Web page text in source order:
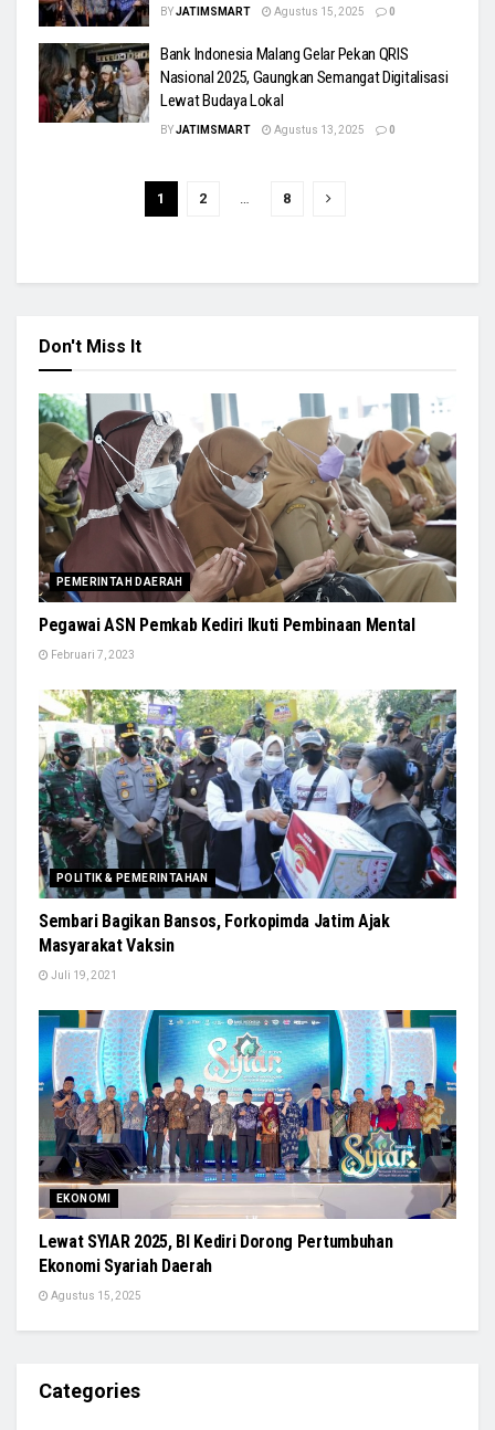
BYJATIMSMART Agustus 15, 2025 0
Bank Indonesia Malang Gelar Pekan QRIS
Nasional 2025, Gaungkan Semangat Digitalisasi
Lewat Budaya Lokal
BYJATIMSMART Agustus 13, 2025 0
1 2 … 8
Don't Miss It
PEMERINTAH DAERAH
Pegawai ASN Pemkab Kediri Ikuti Pembinaan Mental
Februari 7, 2023
POLITIK & PEMERINTAHAN
Sembari Bagikan Bansos, Forkopimda Jatim Ajak
Masyarakat Vaksin
Juli 19, 2021
EKONOMI
Lewat SYIAR 2025, BI Kediri Dorong Pertumbuhan
Ekonomi Syariah Daerah
Agustus 15, 2025
Categories